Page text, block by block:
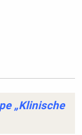
„Klinische